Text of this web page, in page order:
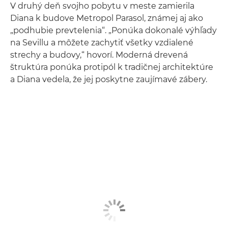
V druhý deň svojho pobytu v meste zamierila
Diana k budove Metropol Parasol, známej aj ako
„podhubie prevtelenia“. „Ponúka dokonalé výhľady
na Sevillu a môžete zachytiť všetky vzdialené
strechy a budovy,“ hovorí. Moderná drevená
štruktúra ponúka protipól k tradičnej architektúre
a Diana vedela, že jej poskytne zaujímavé zábery.